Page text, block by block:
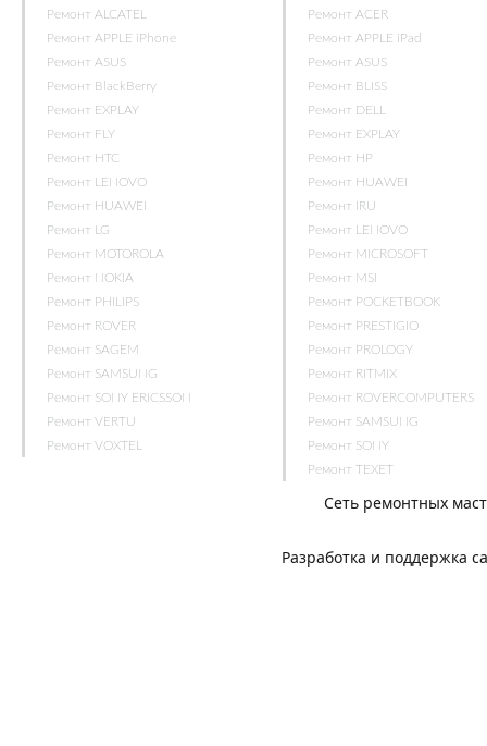
Ремонт ALCATEL
Ремонт APPLE iPhone
Ремонт ASUS
Ремонт BlackBerry
Ремонт EXPLAY
Ремонт FLY
Ремонт HTC
Ремонт LENOVO
Ремонт HUAWEI
Ремонт LG
Ремонт MOTOROLA
Ремонт NOKIA
Ремонт PHILIPS
Ремонт ROVER
Ремонт SAGEM
Ремонт SAMSUNG
Ремонт SONY ERICSSON
Ремонт VERTU
Ремонт VOXTEL
Ремонт ACER
Ремонт APPLE iPad
Ремонт ASUS
Ремонт BLISS
Ремонт DELL
Ремонт EXPLAY
Ремонт HP
Ремонт HUAWEI
Ремонт IRU
Ремонт LENOVO
Ремонт MICROSOFT
Ремонт MSI
Ремонт POCKETBOOK
Ремонт PRESTIGIO
Ремонт PROLOGY
Ремонт RITMIX
Ремонт ROVERCOMPUTERS
Ремонт SAMSUNG
Ремонт SONY
Ремонт TEXET
Сеть ремонтных
Разработка и поддержка